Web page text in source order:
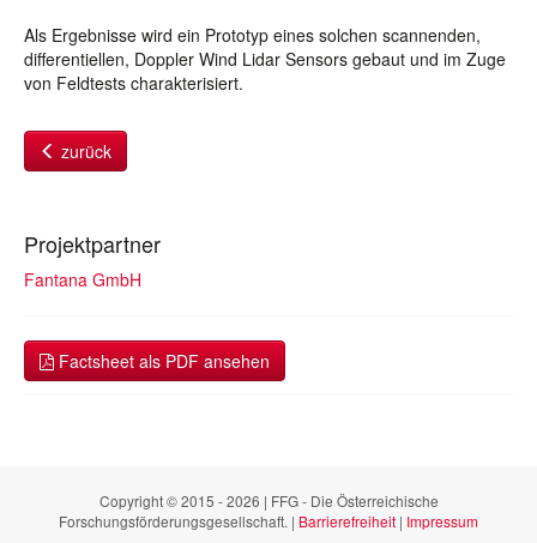
Als Ergebnisse wird ein Prototyp eines solchen scannenden,
differentiellen, Doppler Wind Lidar Sensors gebaut und im Zuge
von Feldtests charakterisiert.
zurück
Projektpartner
Fantana GmbH
Factsheet als PDF ansehen
Copyright © 2015 - 2026 | FFG - Die Österreichische
Forschungsförderungsgesellschaft. | Barrierefreiheit | Impressum